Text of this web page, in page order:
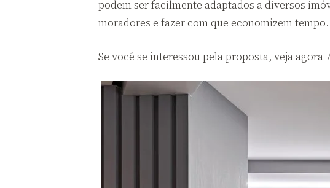
podem ser facilmente adaptados a diversos
moradores e fazer com que economizem tempo.
Se você se interessou pela proposta, veja